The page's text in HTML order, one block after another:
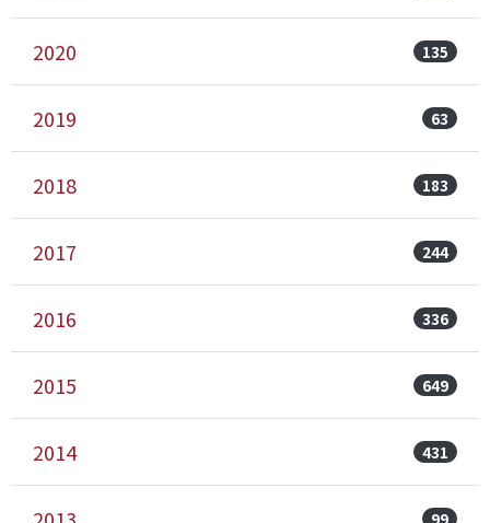
2020 135
2019 63
2018 183
2017 244
2016 336
2015 649
2014 431
99